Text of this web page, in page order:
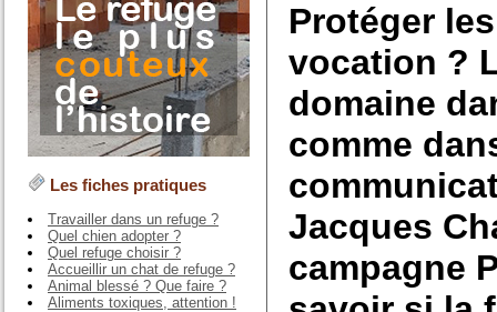
Les fiches pratiques
Travailler dans un refuge ?
Quel chien adopter ?
Quel refuge choisir ?
Accueillir un chat de refuge ?
Animal blessé ? Que faire ?
Aliments toxiques, attention !
Protéger
vocation ?
domaine
comme
Jacques
campagne